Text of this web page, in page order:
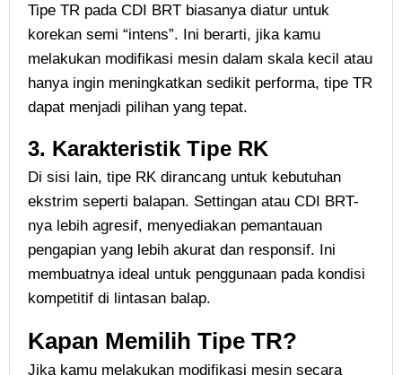
Tipe TR pada CDI BRT biasanya diatur untuk
korekan semi “intens”. Ini berarti, jika kamu
melakukan modifikasi mesin dalam skala kecil atau
hanya ingin meningkatkan sedikit performa, tipe TR
dapat menjadi pilihan yang tepat.
3. Karakteristik Tipe RK
Di sisi lain, tipe RK dirancang untuk kebutuhan
ekstrim seperti balapan. Settingan atau CDI BRT-
nya lebih agresif, menyediakan pemantauan
pengapian yang lebih akurat dan responsif. Ini
membuatnya ideal untuk penggunaan pada kondisi
kompetitif di lintasan balap.
Kapan Memilih Tipe TR?
Jika kamu melakukan modifikasi mesin secara